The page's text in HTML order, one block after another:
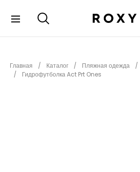
НОВИНКИ
Главная Каталог Пляжная одежда
Гидрофутболка Act Prt Ones